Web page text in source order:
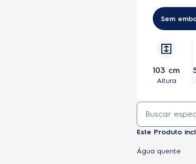
Sem
103 cm
Altura
Este Produto
Água quente